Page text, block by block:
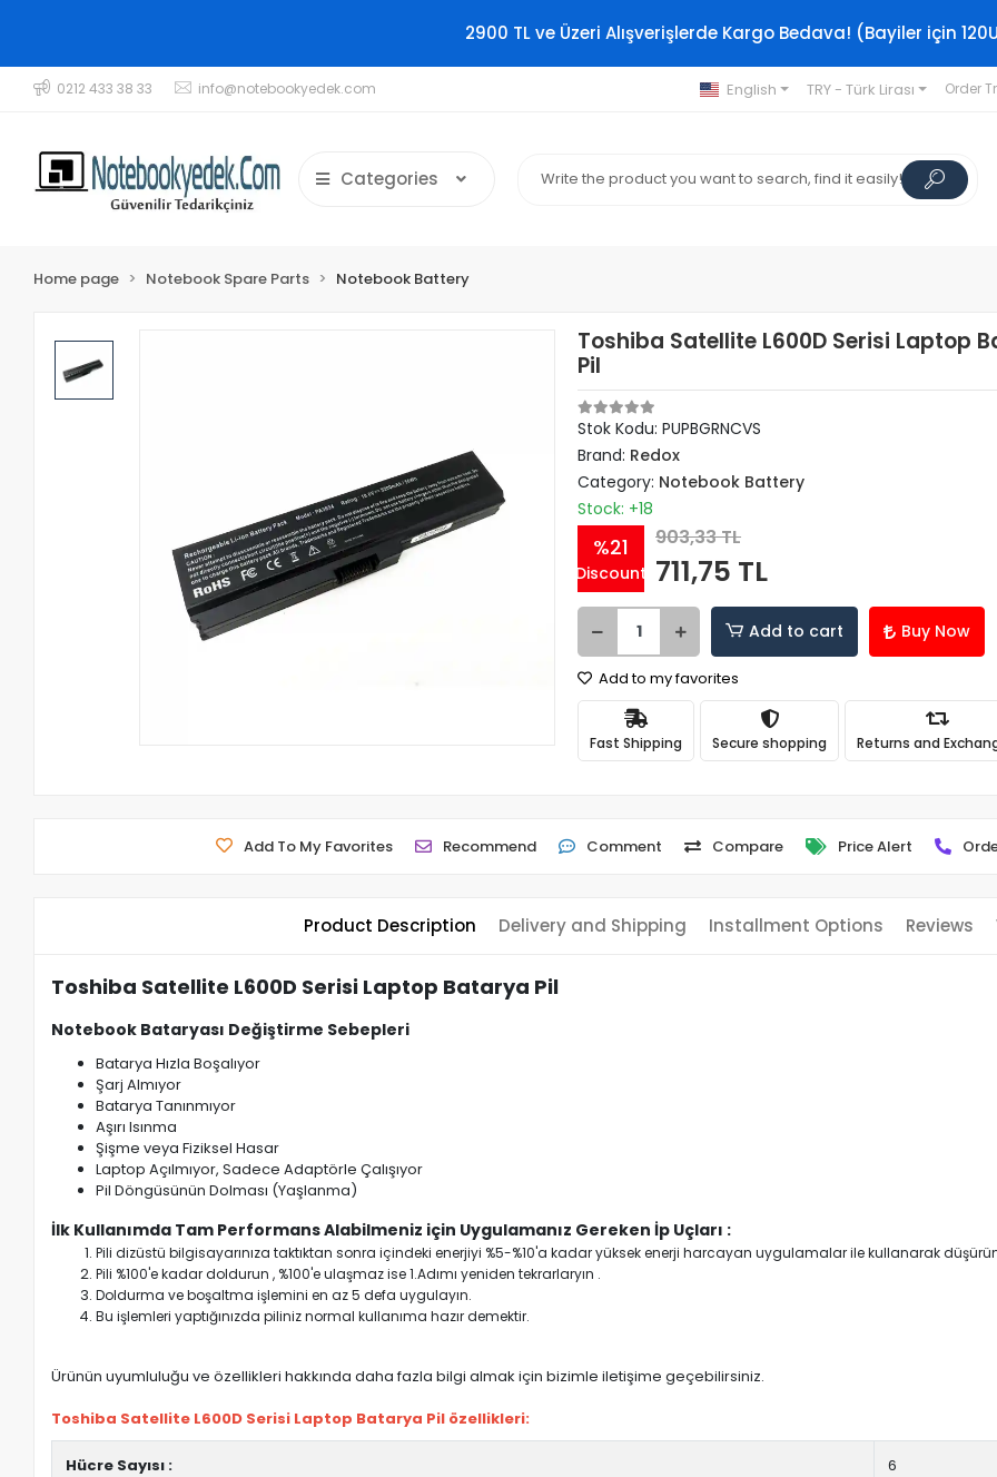
2900 TL ve Üzeri Alışverişlerde Kargo Bedava! (Bayiler için
0212 433 38 33 info@notebookyedek.com English TRY - Türk Lirası Order
Categories
Home page Notebook Spare Parts Notebook Battery
Toshiba Satellite L600D Serisi Laptop
Pil
Stok Kodu: PUPBGRNCVS
Brand: Redox
Category: Notebook Battery
Stock: +18
%21
Discount
903,33 TL
711,75 TL
Add to cart Buy Now
Add to my favorites
Fast Shipping Secure shopping Returns and
Add To My Favorites Recommend Comment Compare Price Alert
Product Description Delivery and Shipping Installment Options Reviews
Toshiba Satellite L600D Serisi Laptop Batarya Pil
Notebook Bataryası Değiştirme Sebepleri
Batarya Hızla Boşalıyor
Şarj Almıyor
Batarya Tanınmıyor
Aşırı Isınma
Şişme veya Fiziksel Hasar
Laptop Açılmıyor, Sadece Adaptörle Çalışıyor
Pil Döngüsünün Dolması (Yaşlanma)
İlk Kullanımda Tam Performans Alabilmeniz için Uygulamanız Gereken İp Uçları :
Pili dizüstü bilgisayarınıza taktıktan sonra içindeki enerjiyi %5-%10'a kadar yüksek enerji harcayan uygulamalar ile kullanarak
Pili %100'e kadar doldurun , %100'e ulaşmaz ise 1.Adımı yeniden tekrarlaryın .
Doldurma ve boşaltma işlemini en az 5 defa uygulayın.
Bu işlemleri yaptığınızda piliniz normal kullanıma hazır demektir.
Ürünün uyumluluğu ve özellikleri hakkında daha fazla bilgi almak için bizimle iletişime geçebilirsiniz.
Toshiba Satellite L600D Serisi Laptop Batarya Pil özellikleri:
Hücre Sayısı : 6